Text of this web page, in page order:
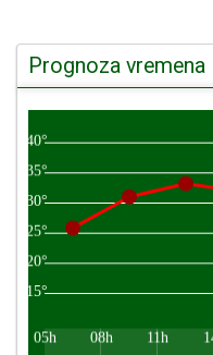
Prognoza vremena